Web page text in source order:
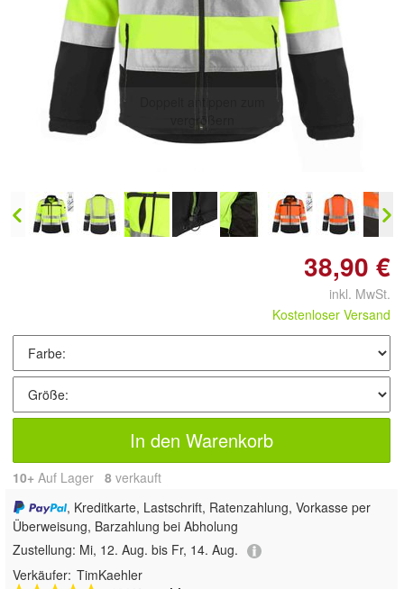
vergrößern
38,90 €
inkl. MwSt.
Kostenloser Versand
In den Warenkorb
10+ Auf Lager 8 verkauft
, Kreditkarte, Lastschrift, Ratenzahlung, Vorkasse per
Überweisung, Barzahlung bei Abholung
Zustellung: Mi, 12. Aug. bis Fr, 14. Aug.
Verkäufer: TimKaehler